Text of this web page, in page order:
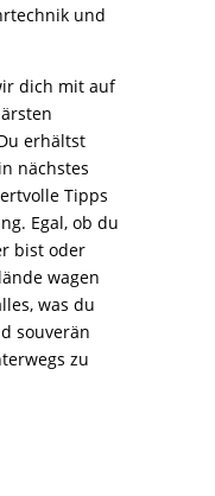
und
dich mit auf
erhältst
nächstes
Tipps
Egal, ob du
bist oder
wagen
was du
souverän
zu